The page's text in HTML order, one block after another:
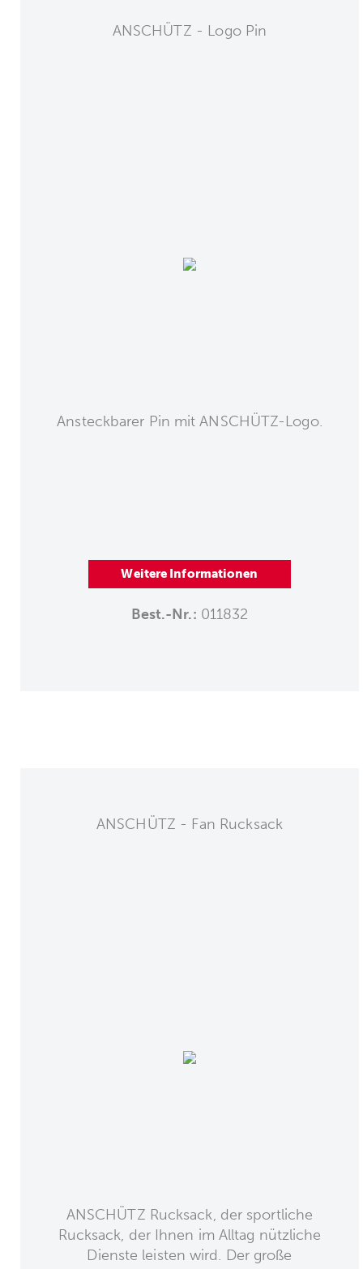
ANSCHÜTZ - Logo Pin
Ansteckbarer Pin mit ANSCHÜTZ-Logo.
Weitere Informationen
Best.-Nr.: 011832
ANSCHÜTZ - Fan Rucksack
ANSCHÜTZ Rucksack, der sportliche
Rucksack, der Ihnen im Alltag nützliche
Dienste leisten wird. Der große